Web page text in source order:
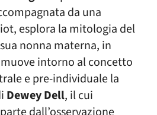
da una
esplora la mitologia del
nonna materna, in
intorno al concetto
e pre-individuale la
Dewey Dell, il cui